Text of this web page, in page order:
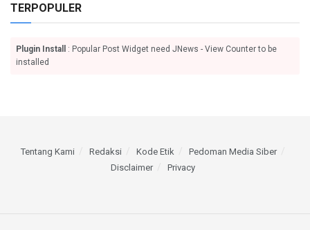
TERPOPULER
Plugin Install
: Popular Post Widget need JNews - View Counter to be
installed
Tentang Kami Redaksi Kode Etik
Pedoman Media Siber
Disclaimer
Privacy